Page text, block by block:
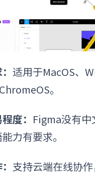
： 适用于MacOS、
。
度： Figma没有
力有要求。
： 支持云端在线协